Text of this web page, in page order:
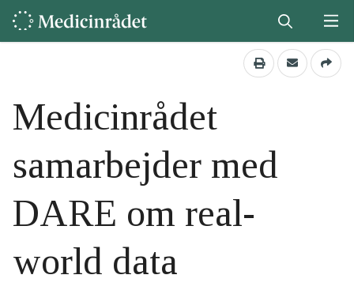
Medicinrådet
samarbejder med
DARE om real-
world data